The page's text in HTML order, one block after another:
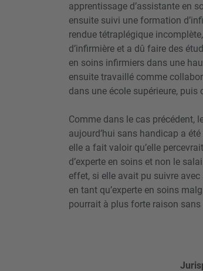
apprentissage d’assistante en
ensuite suivi une formation
rendue tétraplégique
d’infirmière et a dû faire des
en soins infirmiers dans une
ensuite travaillé comme
dans une école supérieure, puis
Comme dans le cas précédent,
aujourd’hui sans handicap a
elle a fait valoir qu’elle
d’experte en soins et non le
effet, si elle avait pu suivre
en tant qu’experte en soins
pourrait à plus forte raison